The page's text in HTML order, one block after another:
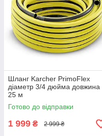
Шланг Karcher PrimoFlex
діаметр 3/4 дюйма довжина
25 м
Готово до відправки
1 999 ₴ 2 999 ₴